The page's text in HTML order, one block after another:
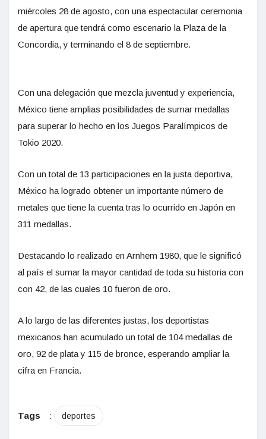
miércoles 28 de agosto, con una espectacular ceremonia
de apertura que tendrá como escenario la Plaza de la
Concordia, y terminando el 8 de septiembre.
Con una delegación que mezcla juventud y experiencia,
México tiene amplias posibilidades de sumar medallas
para superar lo hecho en los Juegos Paralímpicos de
Tokio 2020.
Con un total de 13 participaciones en la justa deportiva,
México ha logrado obtener un importante número de
metales que tiene la cuenta tras lo ocurrido en Japón en
311 medallas.
Destacando lo realizado en Arnhem 1980, que le significó
al país el sumar la mayor cantidad de toda su historia con
con 42, de las cuales 10 fueron de oro.
A lo largo de las diferentes justas, los deportistas
mexicanos han acumulado un total de 104 medallas de
oro, 92 de plata y 115 de bronce, esperando ampliar la
cifra en Francia.
Tags : deportes